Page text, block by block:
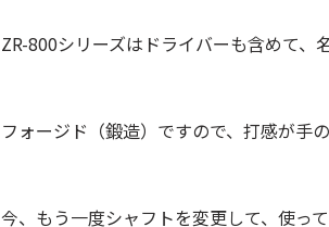
ZR-800シリーズはドライバーも含めて、
フォージド（鍛造）ですので、打感が手
今、もう一度シャフトを変更して、使っ